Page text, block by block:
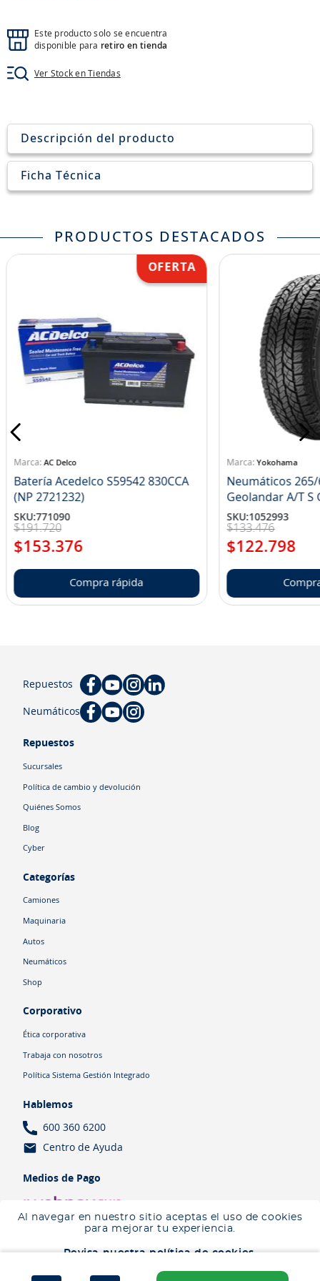
Al navegar en nuestro sitio aceptas el uso de cookies
para mejorar tu experiencia.
Revisa nuestra política de cookies.
Este producto solo se encuentra
disponible para retiro en tienda
Ver Stock en Tiendas
Ingresa tu ubicación para ver los productos disponibles en tu zona
Descripción del producto
Ficha Técnica
PRODUCTOS DESTACADOS
AC Delco
Batería Acedelco S59542 830CCA
(NP 2721232)
SKU:771090
$191.720
$153.376
Compra rápida
Yokohama
Neumáticos 265/
SKU:1052993
$133.476
$122.798
Repuestos
Neumáticos
Repuestos
Sucursales
Política de cambio y devolución
Quiénes Somos
Blog
Cyber
Categorías
Camiones
Maquinaria
Autos
Neumáticos
Shop
Corporativo
Ética corporativa
Trabaja con nosotros
Política Sistema Gestión Integrado
Hablemos
600 360 6200
Centro de Ayuda
Medios de Pago
Política de cookies Política de privacidad
9.
aceite